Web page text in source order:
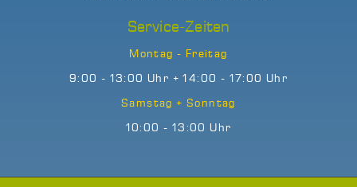
Service-Zeiten
Montag - Freitag
9:00 - 13:00 Uhr + 14:00 - 17:00 Uhr
Samstag + Sonntag
10:00 - 13:00 Uhr